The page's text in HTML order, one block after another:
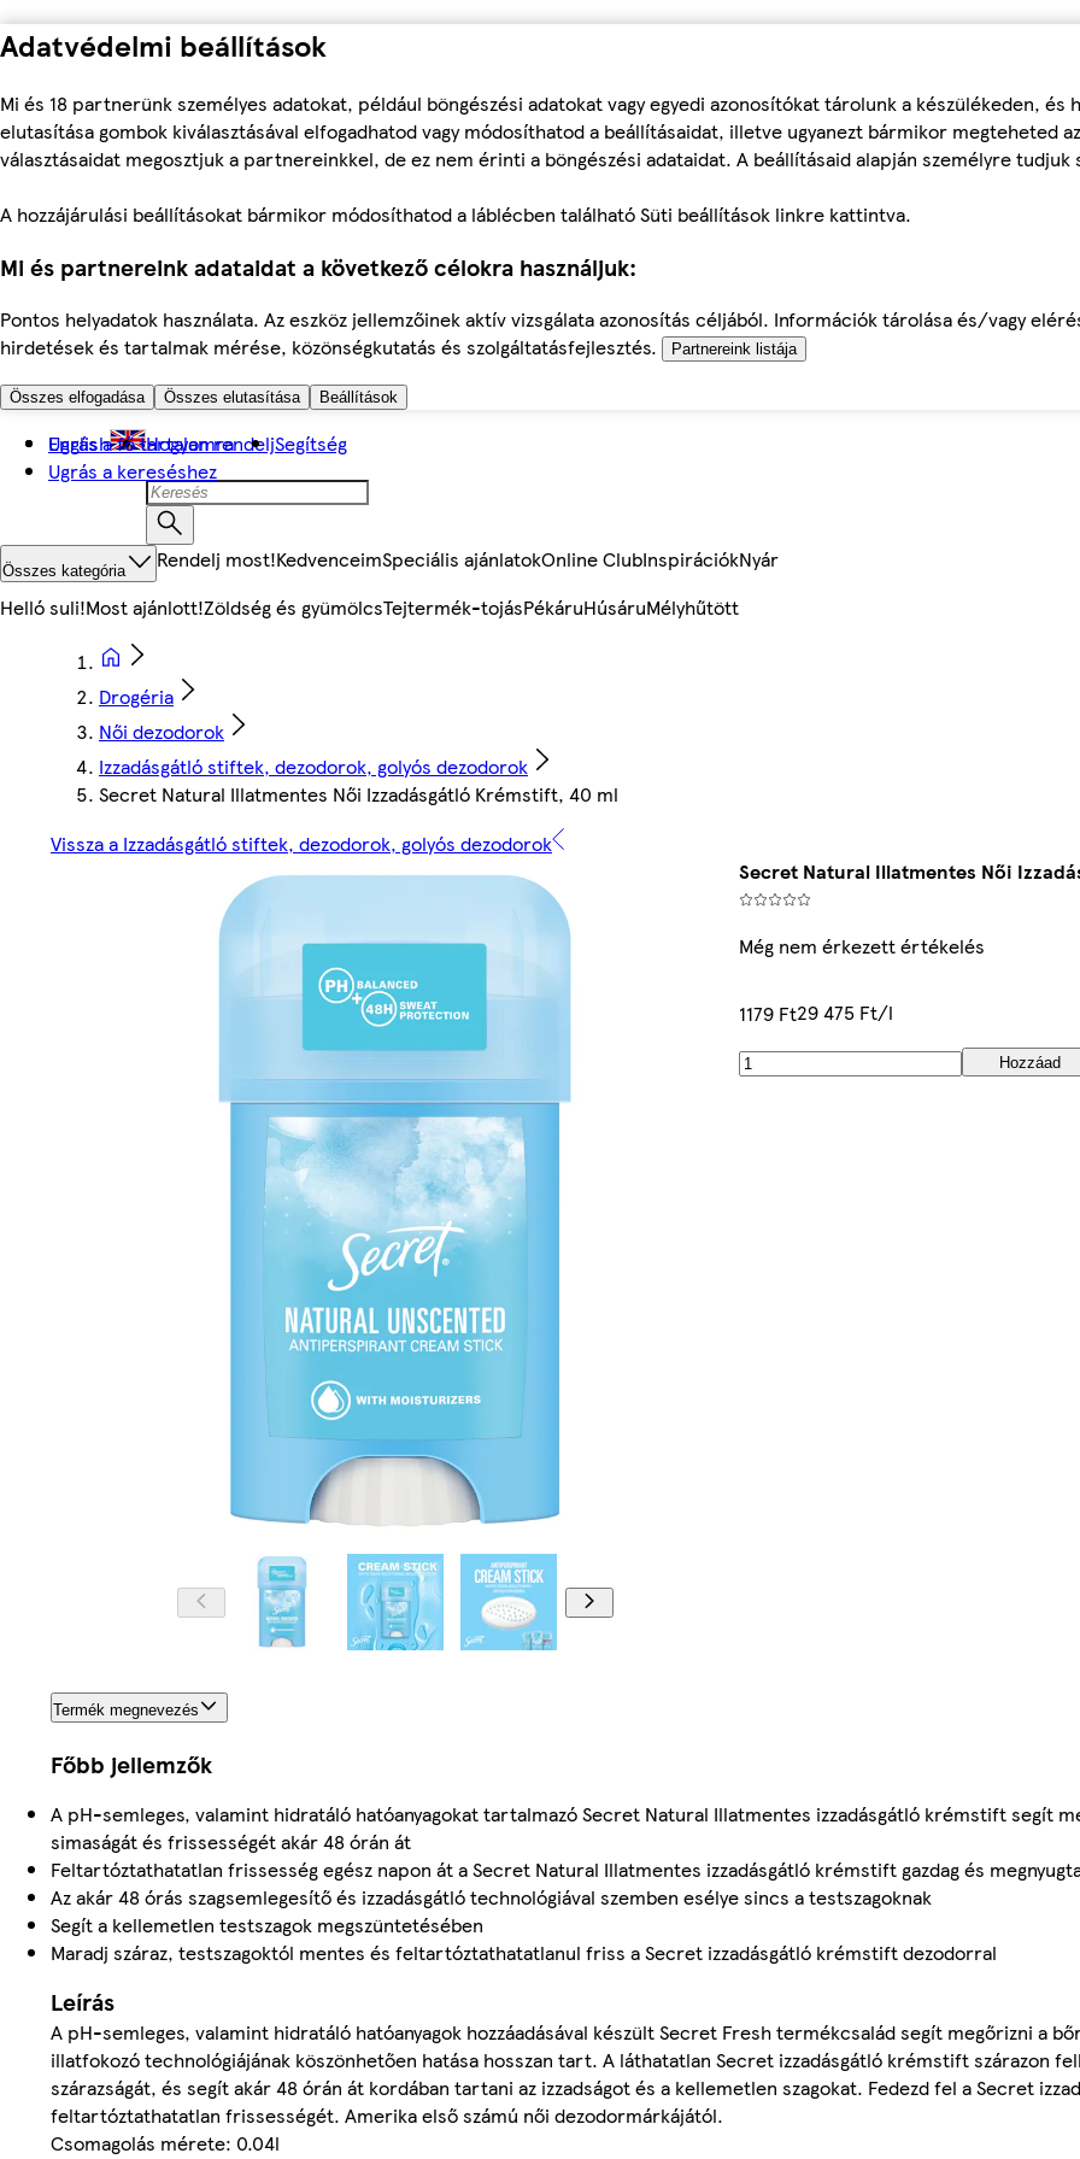
Adatvédelmi beállítások
Mi és 18 partnerünk személyes adatokat, például böngészési adatokat vagy egyedi azonosítókat tárolunk a készülékeden, és
elutasítása gombok kiválasztásával elfogadhatod vagy módosíthatod a beállításaidat, illetve ugyanezt bármikor megteheted az
választásaidat megosztjuk a partnereinkkel, de ez nem érinti a böngészési adataidat. A beállításaid alapján személyre tudjuk
A hozzájárulási beállításokat bármikor módosíthatod a láblécben található Süti beállítások linkre kattintva.
Mi és partnereink adataidat a következő célokra használjuk:
Pontos helyadatok használata. Az eszköz jellemzőinek aktív vizsgálata azonosítás céljából. Információk tárolása és/vagy
hirdetések és tartalmak mérése, közönségkutatás és szolgáltatásfejlesztés.
Partnereink listája
Összes elfogadása Összes elutasítása Beállítások
Ugrás a fő tartalomra
Ugrás a kereséshez
English Hogyan rendeljSegítség
Összes kategória Rendelj most!KedvenceimSpeciális ajánlatokOnline ClubInspirációkNyár
Helló suli!Most ajánlott!Zöldség és gyümölcsTejtermék-tojásPékáruHúsáruMélyhűtött
Drogéria
Női dezodorok
Izzadásgátló stiftek, dezodorok, golyós dezodorok
Secret Natural Illatmentes Női Izzadásgátló Krémstift, 40 ml
Vissza a Izzadásgátló stiftek, dezodorok, golyós dezodorok
Secret Natural Illatmentes Női
Még nem érkezett értékelés
1179 Ft29 475 Ft/l
Hozzáad
Termék megnevezés
Főbb jellemzők
A pH-semleges, valamint hidratáló hatóanyagokat tartalmazó Secret Natural Illatmentes izzadásgátló krémstift segít
simaságát és frissességét akár 48 órán át
Feltartóztathatatlan frissesség egész napon át a Secret Natural Illatmentes izzadásgátló krémstift gazdag és
Az akár 48 órás szagsemlegesítő és izzadásgátló technológiával szemben esélye sincs a testszagoknak
Segít a kellemetlen testszagok megszüntetésében
Maradj száraz, testszagoktól mentes és feltartóztathatatlanul friss a Secret izzadásgátló krémstift dezodorral
Leírás
A pH-semleges, valamint hidratáló hatóanyagok hozzáadásával készült Secret Fresh termékcsalád segít megőrizni a
illatfokozó technológiájának köszönhetően hatása hosszan tart. A láthatatlan Secret izzadásgátló krémstift szárazon
szárazságát, és segít akár 48 órán át kordában tartani az izzadságot és a kellemetlen szagokat. Fedezd fel a Secret
feltartóztathatatlan frissességét. Amerika első számú női dezodormárkájától.
Csomagolás mérete: 0.04l